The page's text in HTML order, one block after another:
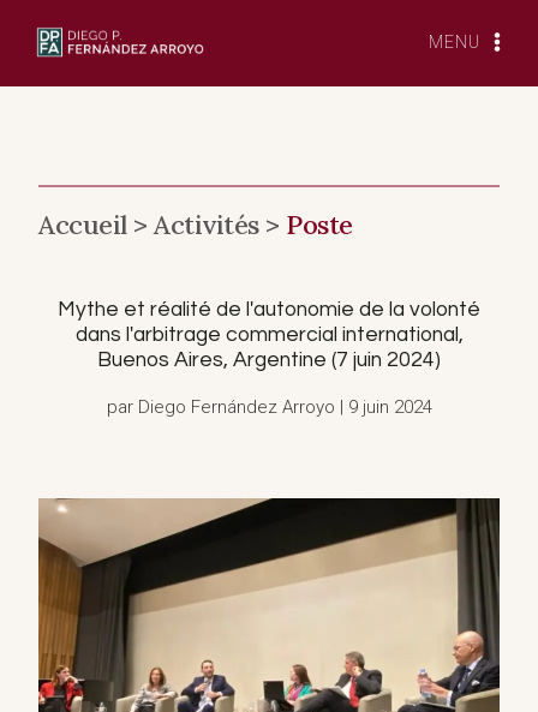
MENU
Accueil >Activités > Poste
Mythe et réalité de l'autonomie de la volonté
dans l'arbitrage commercial international,
Buenos Aires, Argentine (7 juin 2024)
par Diego Fernández Arroyo | 9 juin 2024